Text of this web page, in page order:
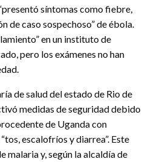
síntomas como fiebre,
de caso sospechoso” de ébola.
en un instituto de
pero los exámenes no han
de salud del estado de Rio de
medidas de seguridad debido
de Uganda con
escalofríos y diarrea”. Este
malaria y, según la alcaldía de